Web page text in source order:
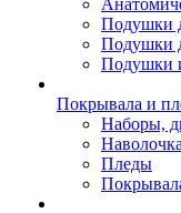
Подушки
Подушки
Подушки
Покрывала и
Наборы,
Пледы